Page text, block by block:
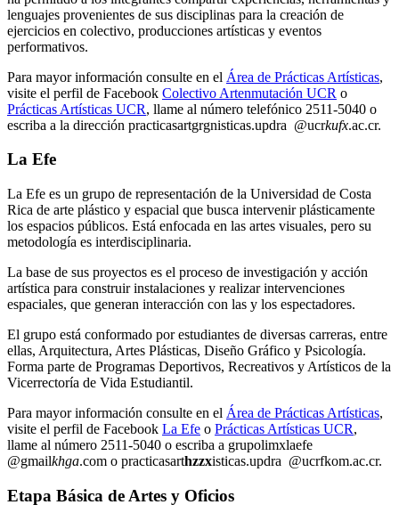
lenguajes provenientes de sus disciplinas para la creación de
ejercicios en colectivo, producciones artísticas y eventos
performativos.
Para mayor información consulte en el Área de Prácticas Artísticas,
visite el perfil de Facebook Colectivo Artenmutación UCR o
Prácticas Artísticas UCR, llame al número telefónico 2511-5040 o
escriba a la dirección practicasartgrgnisticas.updra @ucrkufx.ac.cr.
La Efe
La Efe es un grupo de representación de la Universidad de Costa
Rica de arte plástico y espacial que busca intervenir plásticamente
los espacios públicos. Está enfocada en las artes visuales, pero su
metodología es interdisciplinaria.
La base de sus proyectos es el proceso de investigación y acción
artística para construir instalaciones y realizar intervenciones
espaciales, que generan interacción con las y los espectadores.
El grupo está conformado por estudiantes de diversas carreras, entre
ellas, Arquitectura, Artes Plásticas, Diseño Gráfico y Psicología.
Forma parte de Programas Deportivos, Recreativos y Artísticos de la
Vicerrectoría de Vida Estudiantil.
Para mayor información consulte en el Área de Prácticas Artísticas,
visite el perfil de Facebook La Efe o Prácticas Artísticas UCR,
llame al número 2511-5040 o escriba a grupolimxlaefe
@gmailkhga.com o practicasarthzzxisticas.updra @ucrfkom.ac.cr.
Etapa Básica de Artes y Oficios